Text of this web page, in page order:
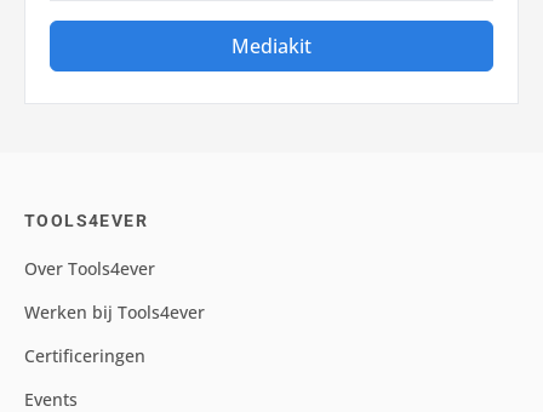
Mediakit
TOOLS4EVER
Over Tools4ever
Werken bij Tools4ever
Certificeringen
Events